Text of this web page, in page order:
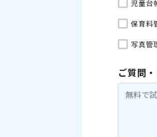
児童台
保育料
写真管
ご質問